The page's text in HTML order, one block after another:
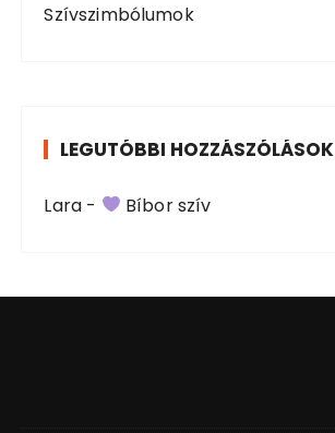
Szívszimbólumok
LEGUTÓBBI HOZZÁSZÓLÁSOK
Lara - Bíbor szív